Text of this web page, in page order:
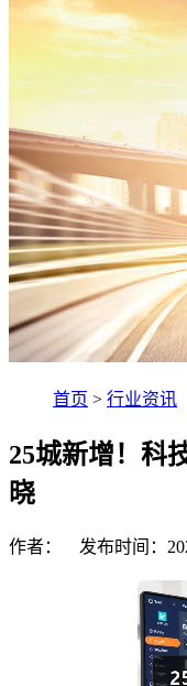
首页 > 行业资讯
25城新增！科
晓
作者： 发布时间：